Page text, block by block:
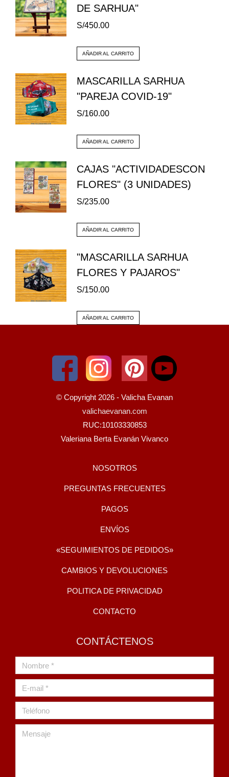
DE SARHUA"
S/450.00
AÑADIR AL CARRITO
MASCARILLA SARHUA
"PAREJA COVID-19"
S/160.00
AÑADIR AL CARRITO
CAJAS "ACTIVIDADESCON
FLORES" (3 UNIDADES)
S/235.00
AÑADIR AL CARRITO
"MASCARILLA SARHUA
FLORES Y PAJAROS"
S/150.00
AÑADIR AL CARRITO
© Copyright 2026 - Valicha Evanan
valichaevanan.com
RUC:10103330853
Valeriana Berta Evanán Vivanco
NOSOTROS
PREGUNTAS FRECUENTES
PAGOS
ENVÍOS
«SEGUIMIENTOS DE PEDIDOS»
CAMBIOS Y DEVOLUCIONES
POLITICA DE PRIVACIDAD
CONTACTO
CONTÁCTENOS
Nombre *
E-mail *
Teléfono
Mensaje